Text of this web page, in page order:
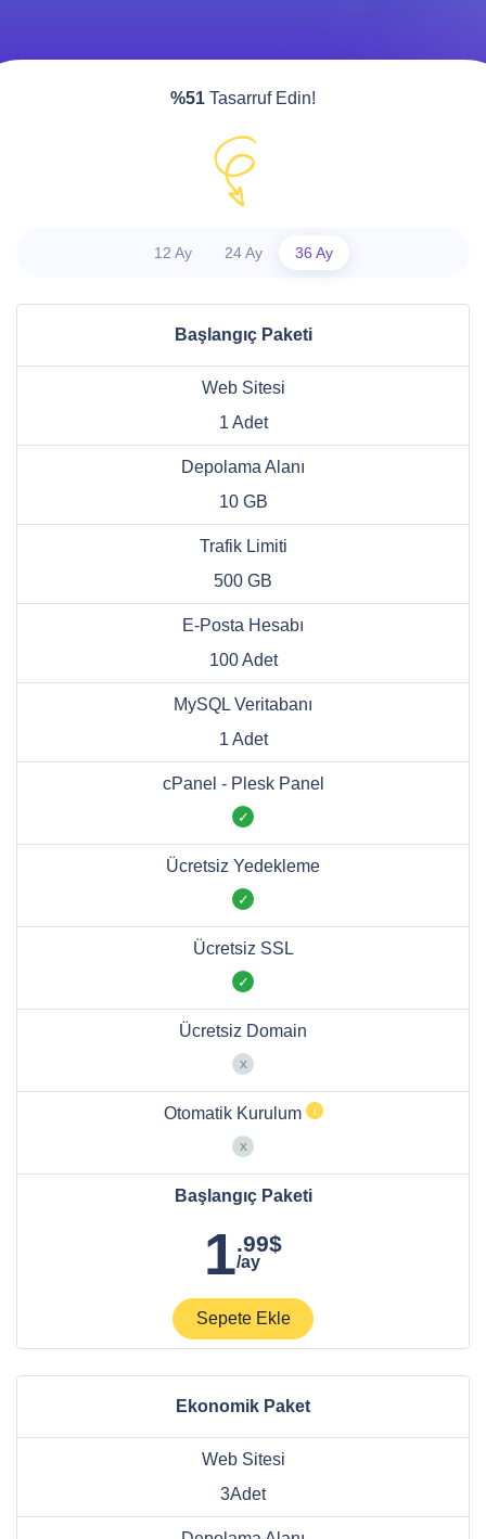
%51 Tasarruf Edin!
12 Ay 24 Ay 36 Ay
Başlangıç Paketi
Web Sitesi
1 Adet
Depolama Alanı
10 GB
Trafik Limiti
500 GB
E-Posta Hesabı
100 Adet
MySQL Veritabanı
1 Adet
cPanel - Plesk Panel
Ücretsiz Yedekleme
Ücretsiz SSL
Ücretsiz Domain
Otomatik Kurulum
Başlangıç Paketi
1.99$
/ay
Sepete Ekle
Ekonomik Paket
Web Sitesi
3Adet